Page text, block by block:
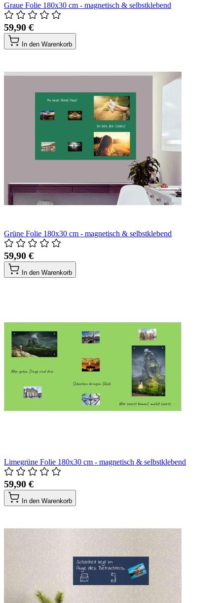
Graue Folie 180x30 cm - magnetisch & selbstklebend
59,90 €
In den Warenkorb
Grüne Folie 180x30 cm - magnetisch & selbstklebend
59,90 €
In den Warenkorb
Limegrüne Folie 180x30 cm - magnetisch & selbstklebend
59,90 €
In den Warenkorb